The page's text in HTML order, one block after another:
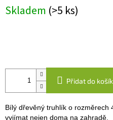
cena:
Skladem (>5 ks)
Přidat do
Bílý dřevěný truhlík o rozměrech
vyjímat nejen doma na zahradě.